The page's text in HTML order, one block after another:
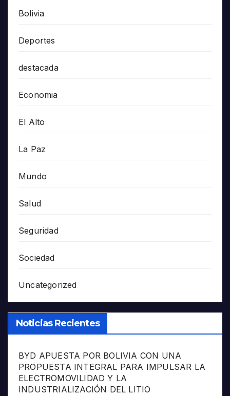
Bolivia
Deportes
destacada
Economia
El Alto
La Paz
Mundo
Salud
Seguridad
Sociedad
Uncategorized
Noticias Recientes
BYD APUESTA POR BOLIVIA CON UNA
PROPUESTA INTEGRAL PARA IMPULSAR LA
ELECTROMOVILIDAD Y LA
INDUSTRIALIZACIÓN DEL LITIO